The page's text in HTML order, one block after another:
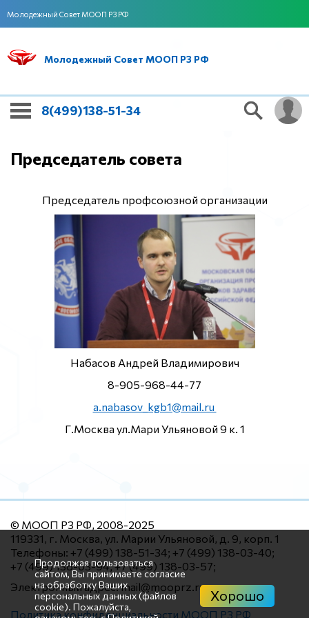
Молодежный Совет МООП РЗ РФ
Молодежный Совет МООП РЗ РФ
8(499)138-51-34
Председатель совета
Председатель профсоюзной организации
Набасов Андрей Владимирович
8-905-968-44-77
a.nabasov_kgb1@mail.ru
Г.Москва ул.Мари Ульяновой 9 к. 1
© МООП РЗ РФ, 2008-2025
119331, г. Москва, ул. Марии Ульяновой, д. 9, корп. 1
Телефоны: +7 (499) 138-51-34; +7 (499) 138-03-40;
+7 (499) 138-03-94; +7 (499) 138-03-57;
Электронный адрес: mail@mooprz.ru
Политика конфиденциальности МООП РЗ РФ
Продолжая пользоваться
сайтом, Вы принимаете согласие
на обработку Ваших
персональных данных (файлов
cookie). Пожалуйста,
Хорошо